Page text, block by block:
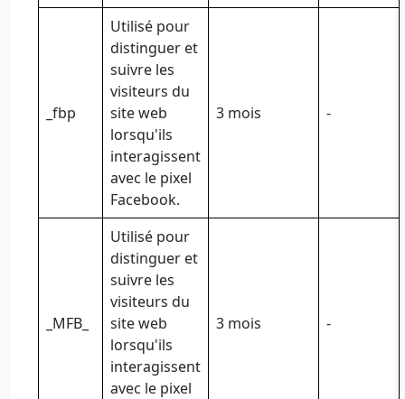
_fbp
Utilisé pour
distinguer et
suivre les
visiteurs du
site web
lorsqu'ils
interagissent
avec le pixel
Facebook.
3 mois -
_MFB_
Utilisé pour
distinguer et
suivre les
visiteurs du
site web
lorsqu'ils
interagissent
avec le pixel
3 mois -